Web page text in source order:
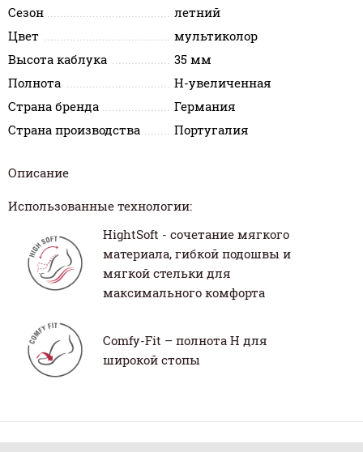
Сезон
летний
Цвет
мультиколор
Высота каблука
35 мм
Полнота
H-увеличенная
Страна бренда
Германия
Страна производства
Португалия
Описание
Использованные технологии:
HightSoft - сочетание мягкого
материала, гибкой подошвы и
мягкой стельки для
максимального комфорта
Comfy-Fit – полнота H для
широкой стопы